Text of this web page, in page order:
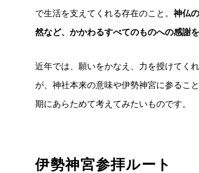
で生活を支えてくれる存在のこと。神仏
然など、かかわるすべてのものへの感謝
近年では、願いをかなえ、力を授けてく
が、神社本来の意味や伊勢神宮に参ること
期にあらためて考えてみたいものです。
伊勢神宮参拝ルート